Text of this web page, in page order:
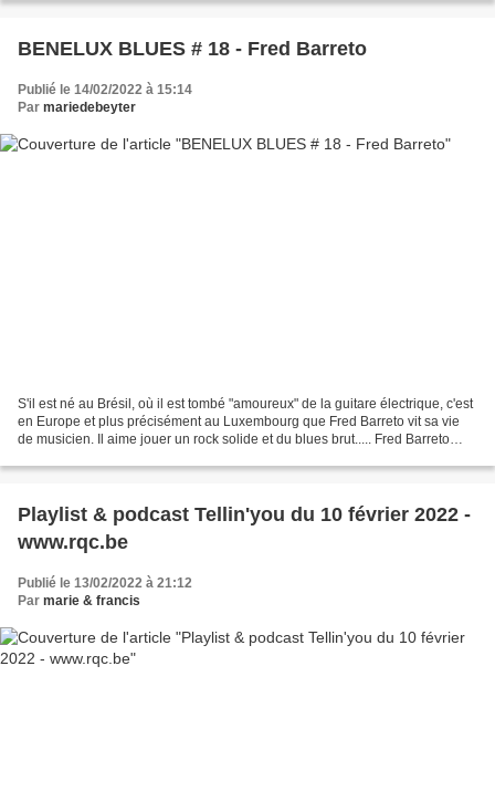
BENELUX BLUES # 18 - Fred Barreto
Publié le 14/02/2022 à 15:14
Par mariedebeyter
S'il est né au Brésil, où il est tombé "amoureux" de la guitare électrique, c'est
en Europe et plus précisément au Luxembourg que Fred Barreto vit sa vie
de musicien. Il aime jouer un rock solide et du blues brut..... Fred Barreto
Playlist & podcast Tellin'you du 10 février 2022 -
www.rqc.be
Publié le 13/02/2022 à 21:12
Par marie & francis